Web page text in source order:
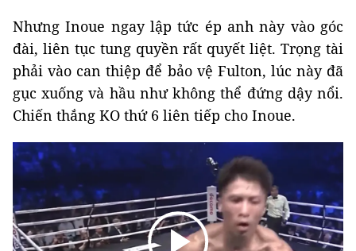
Nhưng Inoue ngay lập tức ép anh này vào góc
đài, liên tục tung quyền rất quyết liệt. Trọng tài
phải vào can thiệp để bảo vệ Fulton, lúc này đã
gục xuống và hầu như không thể đứng dậy nổi.
Chiến thắng KO thứ 6 liên tiếp cho Inoue.